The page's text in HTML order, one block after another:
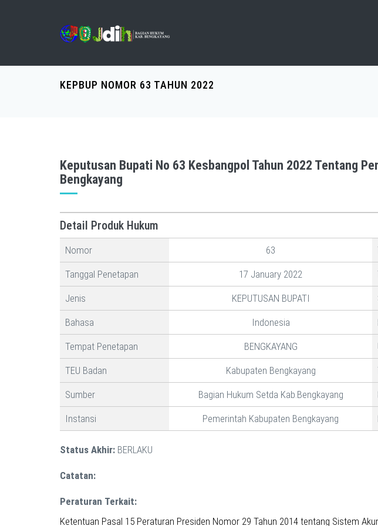
KEPBUP NOMOR 63 TAHUN 2022
Keputusan Bupati No 63 Kesbangpol Tahun 2022 Tentang
Bengkayang
Detail Produk Hukum
Nomor 63
Tanggal Penetapan 17 January 2022
Jenis KEPUTUSAN BUPATI
Bahasa Indonesia
Tempat Penetapan BENGKAYANG
TEU Badan Kabupaten Bengkayang
Sumber Bagian Hukum Setda Kab.Bengkayang
Instansi Pemerintah Kabupaten Bengkayang
Status Akhir: BERLAKU
Catatan:
Peraturan Terkait:
Ketentuan Pasal 15 Peraturan Presiden Nomor 29 Tahun 2014 tentang Sistem